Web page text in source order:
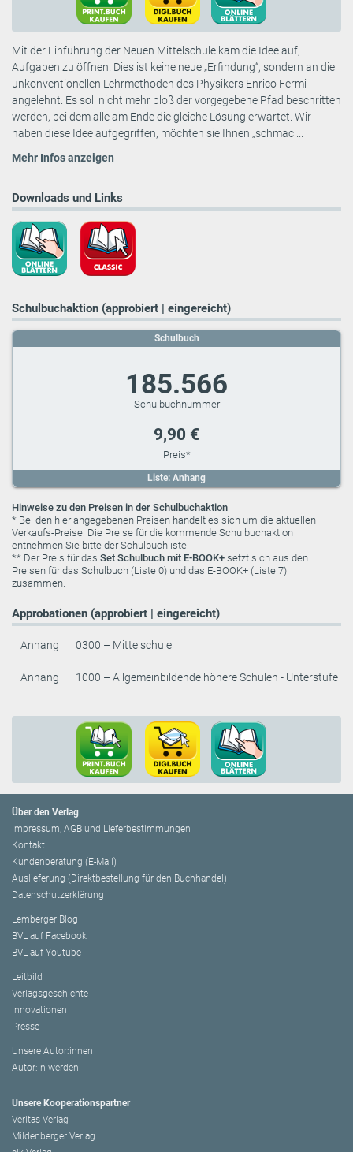
Mit der Einführung der Neuen Mittelschule kam die Idee auf,
Aufgaben zu öffnen. Dies ist keine neue „Erfindung“, sondern an die
unkonventionellen Lehrmethoden des Physikers Enrico Fermi
angelehnt. Es soll nicht mehr bloß der vorgegebene Pfad beschritten
werden, bei dem alle am Ende die gleiche Lösung erwartet. Wir
haben diese Idee aufgegriffen, möchten sie Ihnen „schmac ...
Mehr Infos anzeigen
Downloads und Links
Schulbuchaktion (approbiert | eingereicht)
Liste: Anhang
Schulbuch
185.566
9,90 €
Hinweise zu den Preisen in der Schulbuchaktion
* Bei den hier angegebenen Preisen handelt es sich um die aktuellen
Verkaufs-Preise. Die Preise für die kommende Schulbuchaktion
entnehmen Sie bitte der Schulbuchliste.
** Der Preis für das Set Schulbuch mit E-BOOK+ setzt sich aus den
Preisen für das Schulbuch (Liste 0) und das E-BOOK+ (Liste 7)
zusammen.
Approbationen (approbiert | eingereicht)
Anhang 0300 – Mittelschule
Anhang 1000 – Allgemeinbildende höhere Schulen - Unterstufe
Über den Verlag
Impressum, AGB und Lieferbestimmungen
Kontakt
Kundenberatung (E-Mail)
Auslieferung (Direktbestellung für den Buchhandel)
Datenschutzerklärung
Lemberger Blog
BVL auf Facebook
BVL auf Youtube
Leitbild
Verlagsgeschichte
Innovationen
Presse
Unsere Autor:innen
Autor:in werden
Unsere Kooperationspartner
Veritas Verlag
Mildenberger Verlag